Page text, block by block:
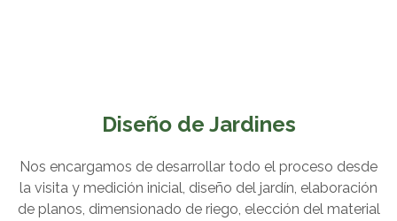
Diseño de Jardines
Nos encargamos de desarrollar todo el proceso desde
la visita y medición inicial, diseño del jardín, elaboración
de planos, dimensionado de riego, elección del material